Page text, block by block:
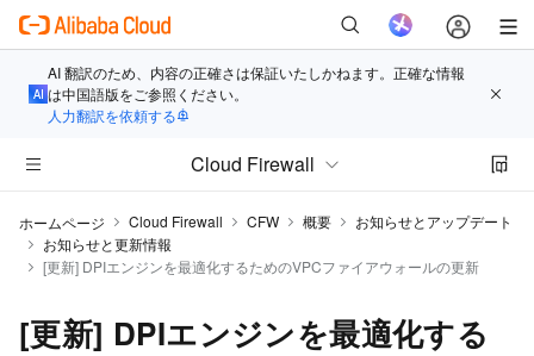
AI 翻訳のため、内容の正確さは保証いたしかねます。正確な情報
は中国語版をご参照ください。
人力翻訳を依頼する
Cloud Firewall
ホームページ Cloud Firewall CFW 概要
お知らせとアップデート
お知らせと更新情報
[更新] DPIエンジンを最適化するためのVPCファイアウォールの更新
[更新] DPIエンジンを最適化する